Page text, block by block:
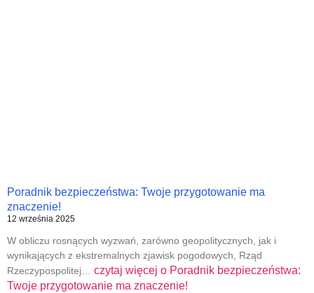
Poradnik bezpieczeństwa: Twoje przygotowanie ma
znaczenie!
12 września 2025
W obliczu rosnących wyzwań, zarówno geopolitycznych, jak i
wynikających z ekstremalnych zjawisk pogodowych, Rząd
Rzeczypospolitej… czytaj więcej o Poradnik bezpieczeństwa:
Twoje przygotowanie ma znaczenie!